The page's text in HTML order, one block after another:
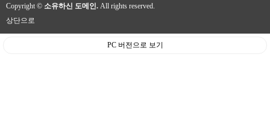
Copyright © 소유하신 도메인. All rights reserved.
상단으로
PC 버전으로 보기